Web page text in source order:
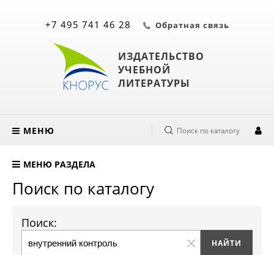
ИЗДАТЕЛЬСТВО
УЧЕБНОЙ
ЛИТЕРАТУРЫ
+7 495 741 46 28 Обратная связь
МЕНЮ Поиск по каталогу
МЕНЮ РАЗДЕЛА
Поиск по каталогу
Поиск: